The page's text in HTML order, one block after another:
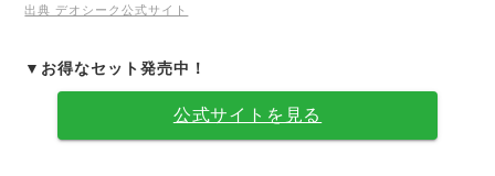
出典 デオシーク公式サイト
▼お得なセット発売中！
公式サイトを見る